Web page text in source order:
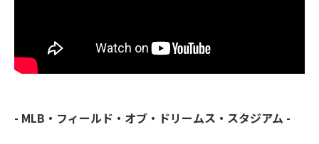
- MLB・フィールド・オブ・ドリームス・スタジアム -